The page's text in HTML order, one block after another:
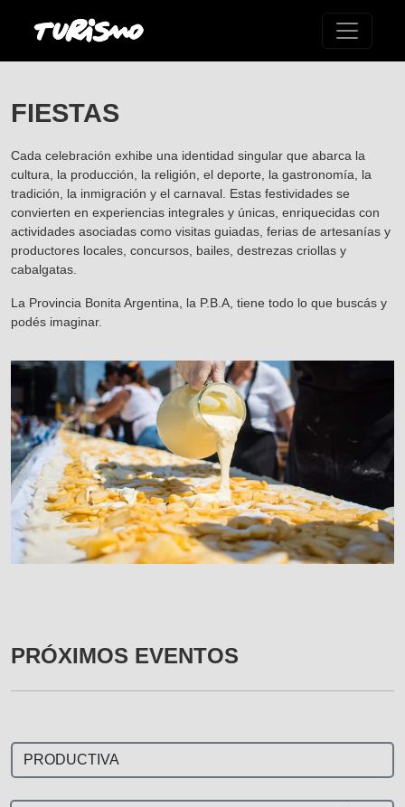
FIESTAS
Cada celebración exhibe una identidad singular que abarca la
cultura, la producción, la religión, el deporte, la gastronomía, la
tradición, la inmigración y el carnaval. Estas festividades se
convierten en experiencias integrales y únicas, enriquecidas con
actividades asociadas como visitas guiadas, ferias de artesanías y
productores locales, concursos, bailes, destrezas criollas y
cabalgatas.
La Provincia Bonita Argentina, la P.B.A, tiene todo lo que buscás y
podés imaginar.
PRÓXIMOS EVENTOS